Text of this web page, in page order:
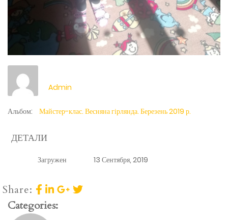
Admin
Альбом: Майстер-клас. Весняна гірлянда. Березень 2019 р.
ДЕТАЛИ
Загружен 13 Сентября, 2019
Share:
Categories: